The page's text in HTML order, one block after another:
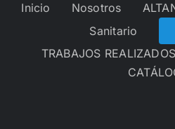
Inicio Nosotros
Sanitario
TRABAJOS REALIZADOS